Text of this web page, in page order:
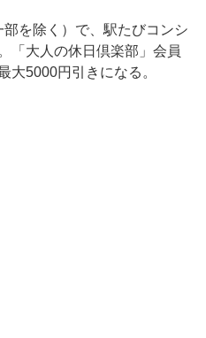
を除く）で、駅たびコンシ
「大人の休日倶楽部」会員
大5000円引きになる。